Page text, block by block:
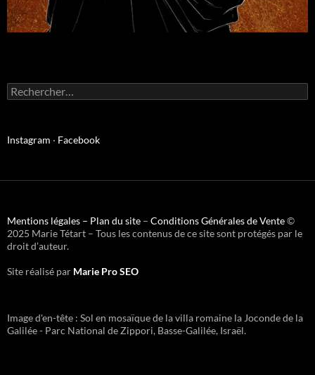
Instagram · Facebook
Mentions légales – Plan du site – Conditions Générales de Vente©
2025 Marie Tétart – Tous les contenus de ce site sont protégés par le
droit d’auteur.
Site réalisé par Marie Pro SEO
Image d'en-tête : Sol en mosaïque de la villa romaine la Joconde de la
Galilée - Parc National de Zippori, Basse-Galilée, Israël.